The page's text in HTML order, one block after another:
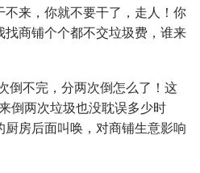
来，你就不要干了，走人！你
商铺个个都不交垃圾费，谁来
倒不完，分两次倒怎么了！这
倒两次垃圾也没耽误多少时
房后面叫唤，对商铺生意影响